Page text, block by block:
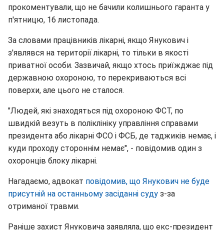
прокоментували, що не бачили колишнього гаранта у
п'ятницю, 16 листопада.
За словами працівників лікарні, якщо Янукович і
з'являвся на території лікарні, то тільки в якості
приватної особи. Зазвичай, якщо хтось приїжджає під
державною охороною, то перекриваються всі
поверхи, але цього не сталося.
"Людей, які знаходяться під охороною ФСТ, по
швидкій везуть в поліклініку управління справами
президента або лікарні ФСО і ФСБ, де таджиків немає, і
куди проходу стороннім немає", - повідомив один з
охоронців блоку лікарні.
Нагадаємо, адвокат повідомив, що Янукович не буде
присутній на останньому засіданні суду з-за
отриманої травми.
Раніше захист Януковича заявляла, що екс-президент